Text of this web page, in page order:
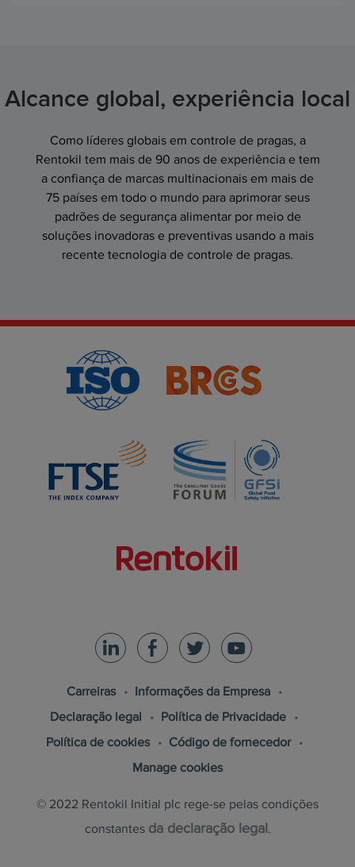
Alcance global, experiência local
Como líderes globais em controle de pragas, a
Rentokil tem mais de 90 anos de experiência e tem
a confiança de marcas multinacionais em mais de
75 países em todo o mundo para aprimorar seus
padrões de segurança alimentar por meio de
soluções inovadoras e preventivas usando a mais
recente tecnologia de controle de pragas.
Carreiras
Informações da Empresa
Declaração legal
Política de Privacidade
Política de cookies
Código de fornecedor
Manage cookies
© 2022 Rentokil Initial plc rege-se pelas condições
constantes da declaração legal .